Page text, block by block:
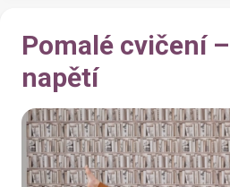
Pomalé cvičení
napětí